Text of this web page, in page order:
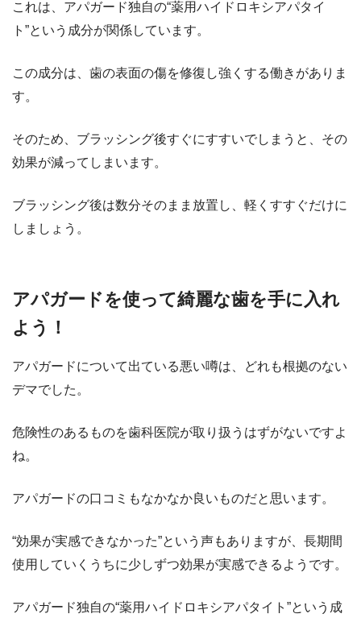
これは、アパガード独自の“薬用ハイドロキシアパタイ
ト”という成分が関係しています。
この成分は、歯の表面の傷を修復し強くする働きがありま
す。
そのため、ブラッシング後すぐにすすいでしまうと、その
効果が減ってしまいます。
ブラッシング後は数分そのまま放置し、軽くすすぐだけに
しましょう。
アパガードを使って綺麗な歯を手に入れ
よう！
アパガードについて出ている悪い噂は、どれも根拠のない
デマでした。
危険性のあるものを歯科医院が取り扱うはずがないですよ
ね。
アパガードの口コミもなかなか良いものだと思います。
“効果が実感できなかった”という声もありますが、長期間
使用していくうちに少しずつ効果が実感できるようです。
アパガード独自の“薬用ハイドロキシアパタイト”という成